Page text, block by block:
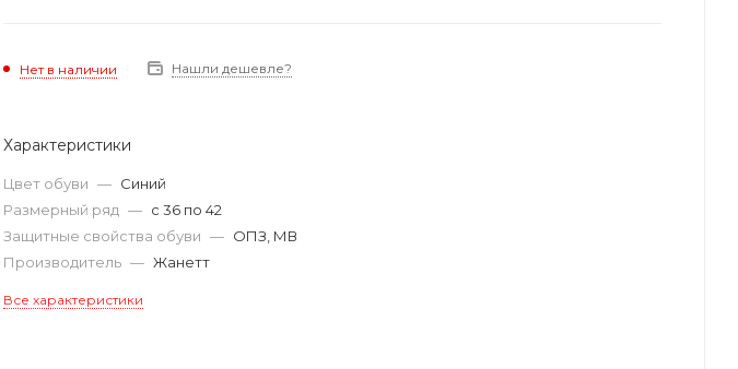
Нет в наличии Нашли дешевле?
Характеристики
Цвет обуви — Синий
Размерный ряд — с 36 по 42
Защитные свойства обуви — ОПЗ, МВ
Производитель — Жанетт
Все характеристики